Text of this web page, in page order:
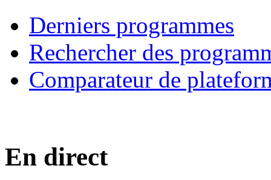
Derniers programmes
Rechercher des
Comparateur de
En direct